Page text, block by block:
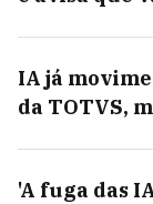
IA já
da TOTVS,
'A fuga das